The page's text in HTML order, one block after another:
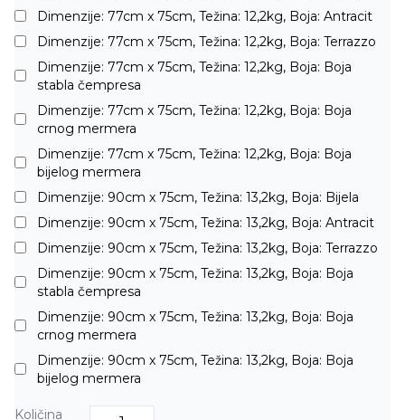
Dimenzije: 77cm x 75cm, Težina: 12,2kg, Boja: Antracit
Dimenzije: 77cm x 75cm, Težina: 12,2kg, Boja: Terrazzo
Dimenzije: 77cm x 75cm, Težina: 12,2kg, Boja: Boja
stabla čempresa
Dimenzije: 77cm x 75cm, Težina: 12,2kg, Boja: Boja
crnog mermera
Dimenzije: 77cm x 75cm, Težina: 12,2kg, Boja: Boja
bijelog mermera
Dimenzije: 90cm x 75cm, Težina: 13,2kg, Boja: Bijela
Dimenzije: 90cm x 75cm, Težina: 13,2kg, Boja: Antracit
Dimenzije: 90cm x 75cm, Težina: 13,2kg, Boja: Terrazzo
Dimenzije: 90cm x 75cm, Težina: 13,2kg, Boja: Boja
stabla čempresa
Dimenzije: 90cm x 75cm, Težina: 13,2kg, Boja: Boja
crnog mermera
Dimenzije: 90cm x 75cm, Težina: 13,2kg, Boja: Boja
bijelog mermera
Količina